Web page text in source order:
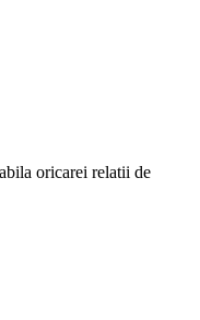
oricarei relatii de